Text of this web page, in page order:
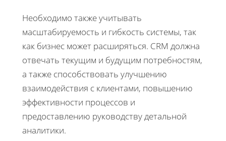
Необходимо также учитывать
масштабируемость и гибкость системы, так
как бизнес может расширяться. CRM должна
отвечать текущим и будущим потребностям,
а также способствовать улучшению
взаимодействия с клиентами, повышению
эффективности процессов и
предоставлению руководству детальной
аналитики.